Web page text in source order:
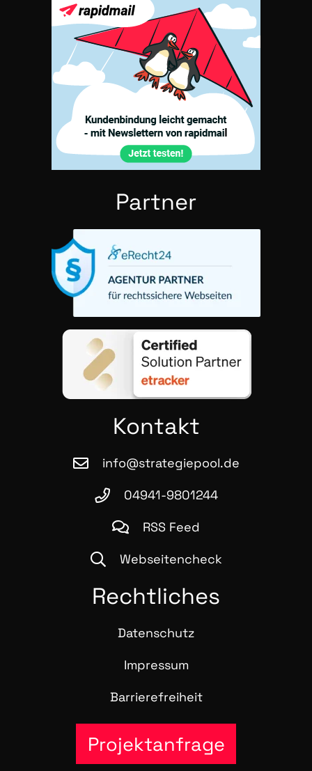
Part­ner
Kon­takt
info@strategiepool.de
04941-9801244
RSS Feed
Webseitencheck
Recht­li­ches
Daten­schutz
Impres­sum
Bar­rie­re­frei­heit
Projektanfrage